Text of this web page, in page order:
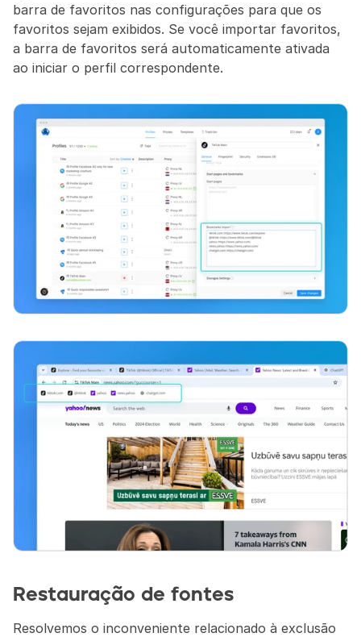
barra de favoritos nas configurações para que os
favoritos sejam exibidos. Se você importar favoritos,
a barra de favoritos será automaticamente ativada
ao iniciar o perfil correspondente.
Restauração de fontes
Resolvemos o inconveniente relacionado à exclusão